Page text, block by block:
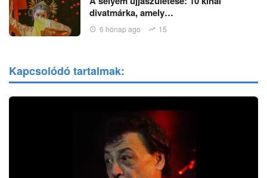
divatmárka, amely…
6 hónap ago 15
Kapcsolódó tartalmak: